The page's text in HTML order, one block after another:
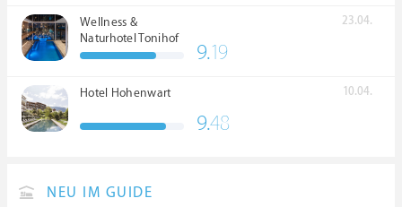
Wellness &
Naturhotel Tonihof
****S
23.04.
9.19
Hotel Hohenwart 10.04.
9.48
NEU IM GUIDE